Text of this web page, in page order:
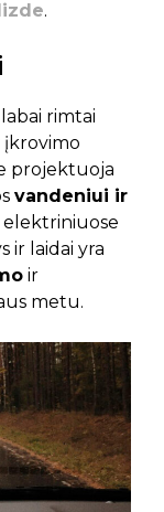
.
rimtai
įkrovimo
projektuoja
vandeniui ir
elektriniuose
ir laidai yra
ir
metu.